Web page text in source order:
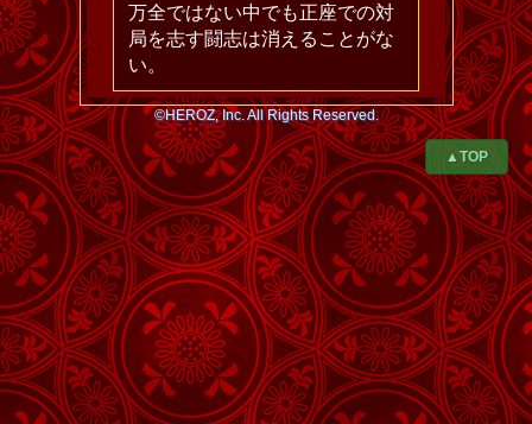
万全ではない中でも正座での対
局を志す闘志は消えることがな
い。
©HEROZ, Inc. All Rights Reserved.
▲TOP